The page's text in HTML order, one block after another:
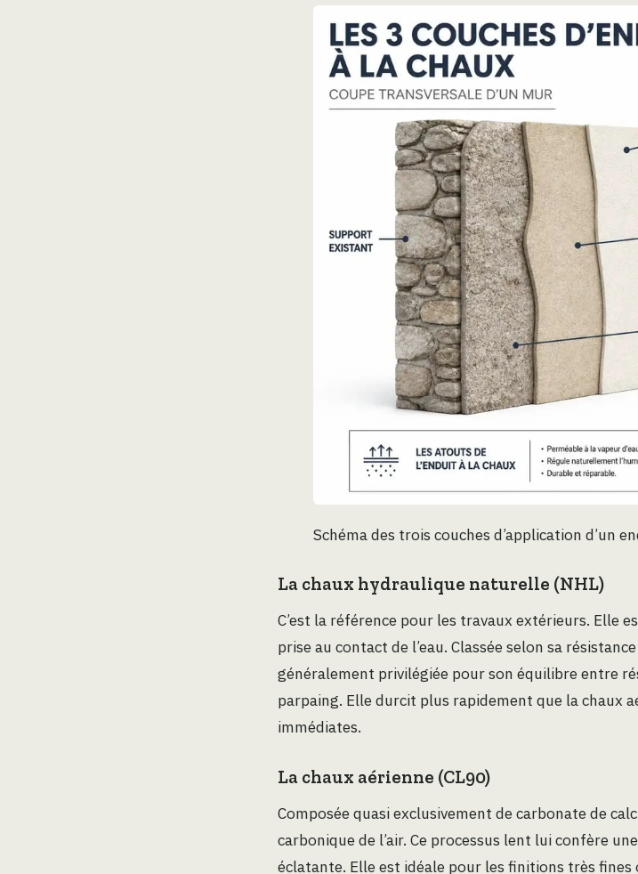
Schéma des trois couches d’application d’un
La chaux hydraulique naturelle (NHL)
C’est la référence pour les travaux extérieurs. Elle
prise au contact de l’eau. Classée selon sa
généralement privilégiée pour son équilibre entre
parpaing. Elle durcit plus rapidement que la chaux
immédiates.
La chaux aérienne (CL90)
Composée quasi exclusivement de carbonate de
carbonique de l’air. Ce processus lent lui confère
éclatante. Elle est idéale pour les finitions très